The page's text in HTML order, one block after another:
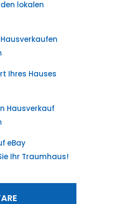
lokalen
Ihres Hauses
Hausverkauf
eBay
Ihr Traumhaus!